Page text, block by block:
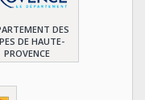
DES
DE HAUTE-
PROVENCE